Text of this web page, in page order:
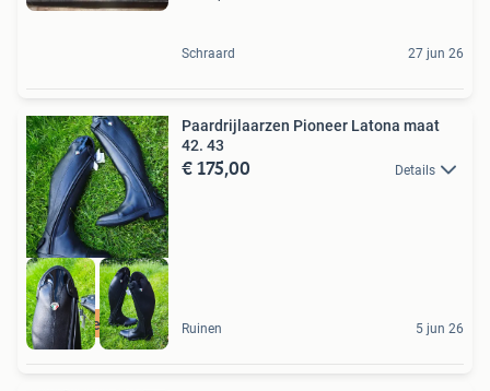
Schraard 27 jun 26
Halve prijs
Paardrijlaarzen Pioneer Latona maat
42. 43
€ 175,00 Details
Ruinen 5 jun 26